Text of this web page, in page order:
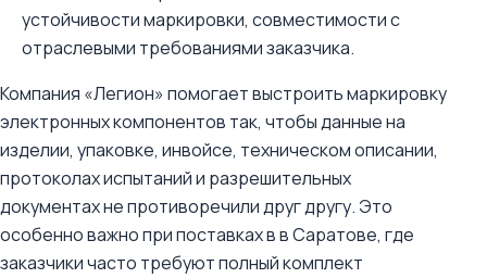
устойчивости маркировки, совместимости с
отраслевыми требованиями заказчика.
Компания «Легион» помогает выстроить маркировку
электронных компонентов так, чтобы данные на
изделии, упаковке, инвойсе, техническом описании,
протоколах испытаний и разрешительных
документах не противоречили друг другу. Это
особенно важно при поставках в в Саратове, где
заказчики часто требуют полный комплект